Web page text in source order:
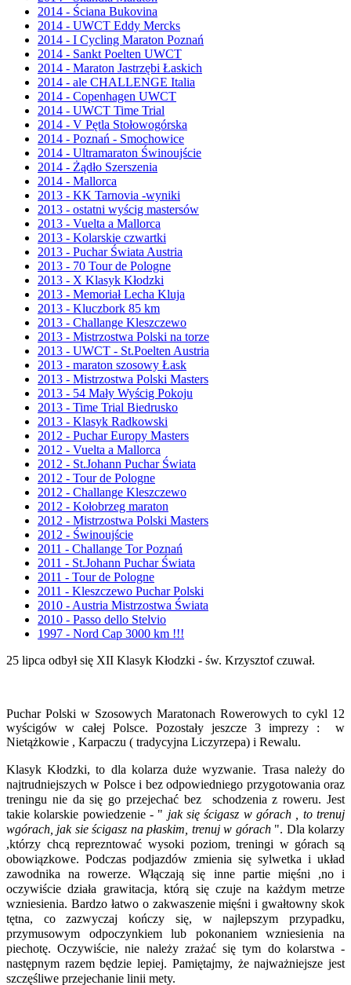
2014 - Ściana Bukovina
2014 - UWCT Eddy Mercks
2014 - I Cycling Maraton Poznań
2014 - Sankt Poelten UWCT
2014 - Maraton Jastrzębi Łaskich
2014 - ale CHALLENGE Italia
2014 - Copenhagen UWCT
2014 - UWCT Time Trial
2014 - V Pętla Stołowogórska
2014 - Poznań - Smochowice
2014 - Ultramaraton Świnoujście
2014 - Żądło Szerszenia
2014 - Mallorca
2013 - KK Tarnovia -wyniki
2013 - ostatni wyścig mastersów
2013 - Vuelta a Mallorca
2013 - Kolarskie czwartki
2013 - Puchar Świata Austria
2013 - 70 Tour de Pologne
2013 - X Klasyk Kłodzki
2013 - Memoriał Lecha Kluja
2013 - Kluczbork 85 km
2013 - Challange Kleszczewo
2013 - Mistrzostwa Polski na torze
2013 - UWCT - St.Poelten Austria
2013 - maraton szosowy Łask
2013 - Mistrzostwa Polski Masters
2013 - 54 Mały Wyścig Pokoju
2013 - Time Trial Biedrusko
2013 - Klasyk Radkowski
2012 - Puchar Europy Masters
2012 - Vuelta a Mallorca
2012 - St.Johann Puchar Świata
2012 - Tour de Pologne
2012 - Challange Kleszczewo
2012 - Kołobrzeg maraton
2012 - Mistrzostwa Polski Masters
2012 - Świnoujście
2011 - Challange Tor Poznań
2011 - St.Johann Puchar Świata
2011 - Tour de Pologne
2011 - Kleszczewo Puchar Polski
2010 - Austria Mistrzostwa Świata
2010 - Passo dello Stelvio
1997 - Nord Cap 3000 km !!!
25 lipca odbył się XII Klasyk Kłodzki - św. Krzysztof czuwał.
Puchar Polski w Szosowych Maratonach Rowerowych to cykl 12
wyścigów w całej Polsce. Pozostały jeszcze 3 imprezy : w
Nietążkowie , Karpaczu ( tradycyjna Liczyrzepa) i Rewalu.
Klasyk Kłodzki, to dla kolarza duże wyzwanie. Trasa należy do
najtrudniejszych w Polsce i bez odpowiedniego przygotowania oraz
treningu nie da się go przejechać bez schodzenia z roweru. Jest
takie kolarskie powiedzenie - " jak się ścigasz w górach , to trenuj
wgórach, jak sie ścigasz na płaskim, trenuj w górach". Dla kolarzy
,którzy chcą reprezntować wysoki poziom, treningi w górach są
obowiązkowe. Podczas podjazdów zmienia się sylwetka i układ
zawodnika na rowerze. Włączają się inne partie mięśni ,no i
oczywiście działa grawitacja, którą się czuje na każdym metrze
wzniesienia. Bardzo łatwo o zakwaszenie mięśni i gwałtowny skok
tętna, co zazwyczaj kończy się, w najlepszym przypadku,
przymusowym odpoczynkiem lub pokonaniem wzniesienia na
piechotę. Oczywiście, nie należy zrażać się tym do kolarstwa -
następnym razem będzie lepiej. Pamiętajmy, że najważniejsze jest
szczęśliwe przejechanie linii mety.